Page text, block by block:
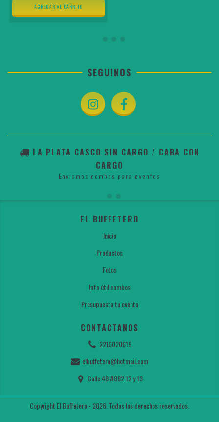
SEGUINOS
LA PLATA CASCO SIN CARGO / CABA CON
CARGO
Enviamos combos para eventos
EL BUFFETERO
Inicio
Productos
Fotos
Info útil combos
Presupuesta tu evento
CONTACTANOS
2216020619
elbuffetero@hotmail.com
Calle 48 #882 12 y 13
Copyright El Buffetero - 2026. Todos los derechos reservados.